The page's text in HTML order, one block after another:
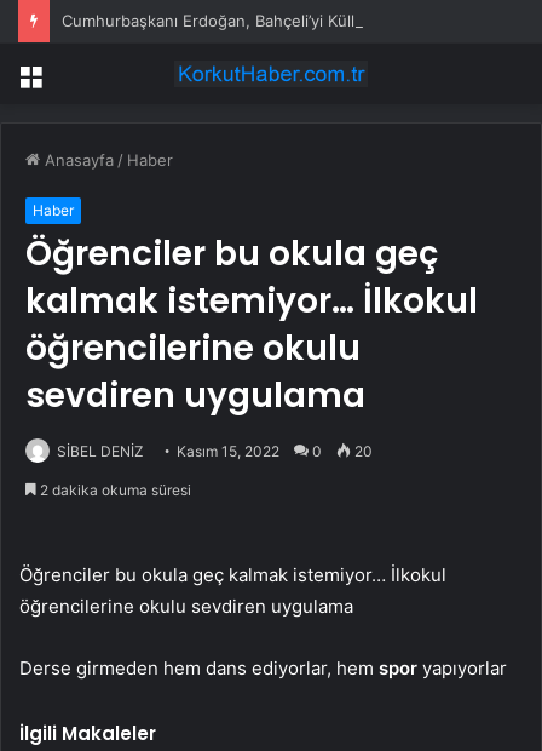
Cumhurbaşkanı Erdoğan, Bahçeli’yi Külliye’de kabul etti
Menü
Anasayfa / Haber
Haber
Öğrenciler bu okula geç
kalmak istemiyor… İlkokul
öğrencilerine okulu
sevdiren uygulama
SİBEL DENİZ Kasım 15, 2022 0 20
2 dakika okuma süresi
Öğrenciler bu okula geç kalmak istemiyor… İlkokul
öğrencilerine okulu sevdiren uygulama
Derse girmeden hem dans ediyorlar, hem spor yapıyorlar
İlgili Makaleler